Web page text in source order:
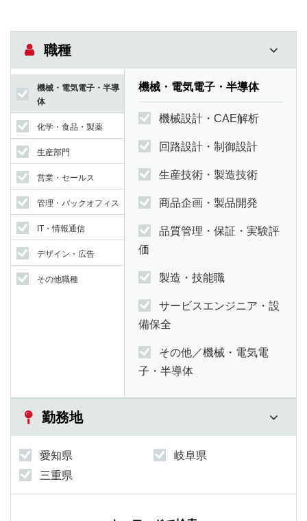
職種
機械・電気電子・半導
体
化学・食品・製薬
生産部門
営業・セールス
管理・バックオフィス
IT・情報通信
デザイン・広告
その他職種
機械・電気電子・半導体
機械設計・CAE解析
回路設計・制御設計
生産技術・製造技術
商品企画・製品開発
品質管理・保証・実験評
価
製造・技能職
サービスエンジニア・設
備保全
その他／機械・電気電
子・半導体
勤務地
愛知県
岐阜県
三重県